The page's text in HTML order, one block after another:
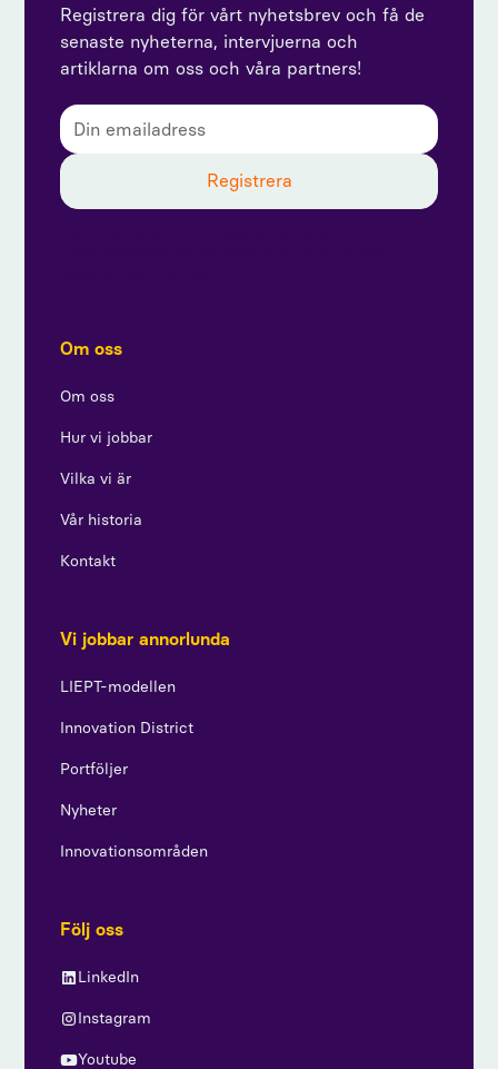
Registrera dig för vårt nyhetsbrev och få de
senaste nyheterna, intervjuerna och
artiklarna om oss och våra partners!
Om oss
Om oss
Hur vi jobbar
Vilka vi är
Vår historia
Kontakt
Vi jobbar annorlunda
LIEPT-modellen
Innovation District
Portföljer
Nyheter
Innovationsområden
Följ oss
LinkedIn
Instagram
Youtube